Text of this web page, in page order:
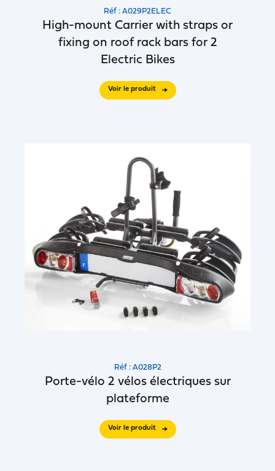
Réf : A029P2ELEC
High-mount Carrier with straps or
fixing on roof rack bars for 2
Electric Bikes
Voir le produit
Réf : A028P2
Porte-vélo 2 vélos électriques sur
plateforme
Voir le produit